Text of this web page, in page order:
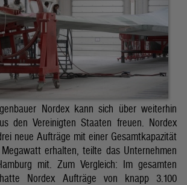
Nordex kann sich über weiterhin
den Vereinigten Staaten freuen. Nordex
neue Aufträge mit einer Gesamtkapazität
erhalten, teilte das Unternehmen
mit. Zum Vergleich: Im gesamten
Nordex Aufträge von knapp 3.100